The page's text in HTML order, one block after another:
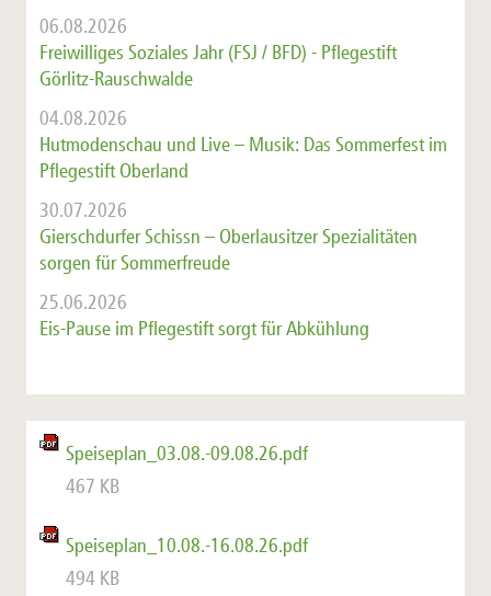
06.08.2026
Freiwilliges Soziales Jahr (FSJ / BFD) - Pflegestift
Görlitz-Rauschwalde
04.08.2026
Hutmodenschau und Live – Musik: Das Sommerfest im
Pflegestift Oberland
30.07.2026
Gierschdurfer Schissn – Oberlausitzer Spezialitäten
sorgen für Sommerfreude
25.06.2026
Eis-Pause im Pflegestift sorgt für Abkühlung
Speiseplan_03.08.-09.08.26.pdf
467 KB
Speiseplan_10.08.-16.08.26.pdf
494 KB